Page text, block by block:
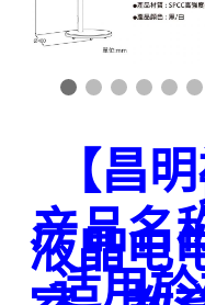
【昌
产品名
液晶电
适用